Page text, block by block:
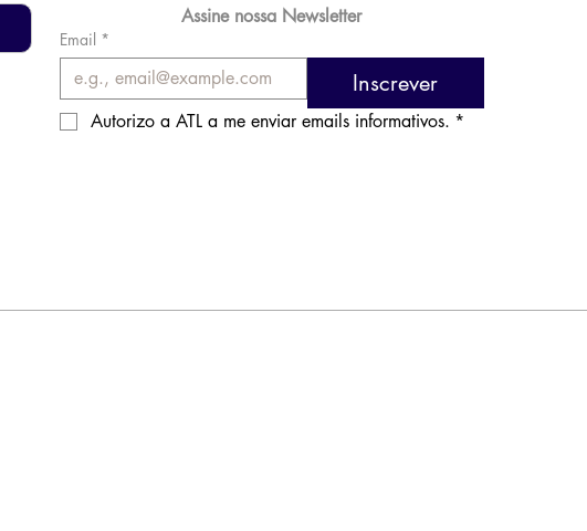
Assine nossa Newsletter
Email *
Inscrever
Autorizo a ATL a me enviar emails informativos. *